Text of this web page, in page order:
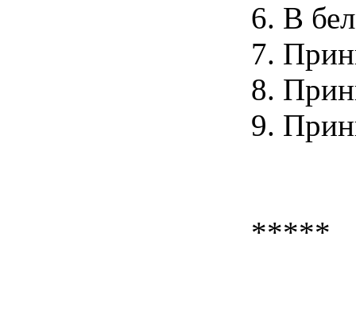
6. В
7.
8.
9.
*****